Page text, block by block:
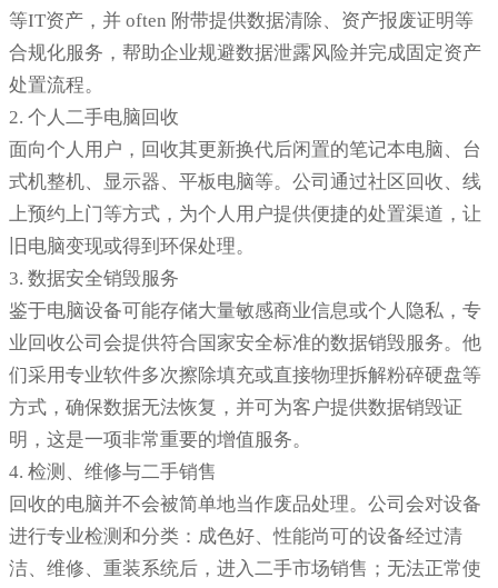
等IT资产，并 often 附带提供数据清除、资产报废证明等
合规化服务，帮助企业规避数据泄露风险并完成固定资产
处置流程。
2. 个人二手电脑回收
面向个人用户，回收其更新换代后闲置的笔记本电脑、台
式机整机、显示器、平板电脑等。公司通过社区回收、线
上预约上门等方式，为个人用户提供便捷的处置渠道，让
旧电脑变现或得到环保处理。
3. 数据安全销毁服务
鉴于电脑设备可能存储大量敏感商业信息或个人隐私，专
业回收公司会提供符合国家安全标准的数据销毁服务。他
们采用专业软件多次擦除填充或直接物理拆解粉碎硬盘等
方式，确保数据无法恢复，并可为客户提供数据销毁证
明，这是一项非常重要的增值服务。
4. 检测、维修与二手销售
回收的电脑并不会被简单地当作废品处理。公司会对设备
进行专业检测和分类：成色好、性能尚可的设备经过清
洁、维修、重装系统后，进入二手市场销售；无法正常使